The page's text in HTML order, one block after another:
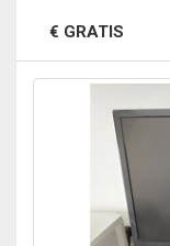
€ GRATIS